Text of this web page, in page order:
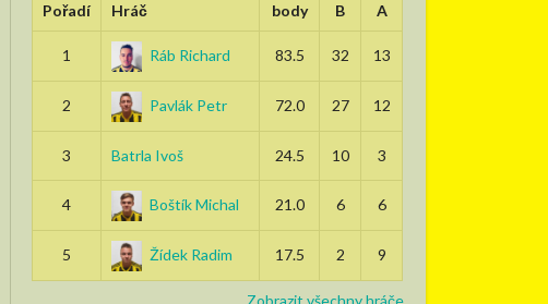
Pořadí Hráč body B A
1 Ráb Richard 83.5 32 13
2 Pavlák Petr 72.0 27 12
3 Batrla Ivoš 24.5 10 3
4 Boštík Michal 21.0 6 6
5 Žídek Radim 17.5 2 9
Zobrazit všechny hráče